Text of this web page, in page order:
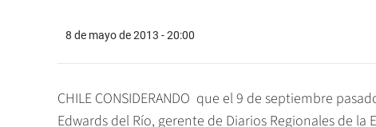
8 de mayo de 2013 - 20:00
CHILE CONSIDERANDO  que el 9 de septiembre
Edwards del Río, gerente de Diarios Regionales de la